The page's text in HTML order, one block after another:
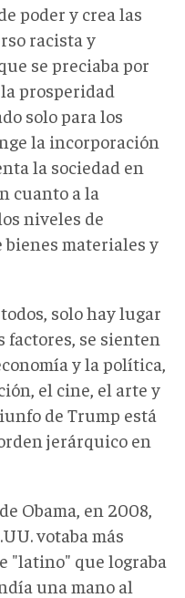
poder y crea las
racista y
se preciaba por
prosperidad
solo para los
la incorporación
la sociedad en
cuanto a la
niveles de
bienes materiales y
solo hay lugar
se sienten
y la política,
el cine, el arte y
de Trump está
jerárquico en
Obama, en 2008,
votaba más
"latino" que lograba
una mano al